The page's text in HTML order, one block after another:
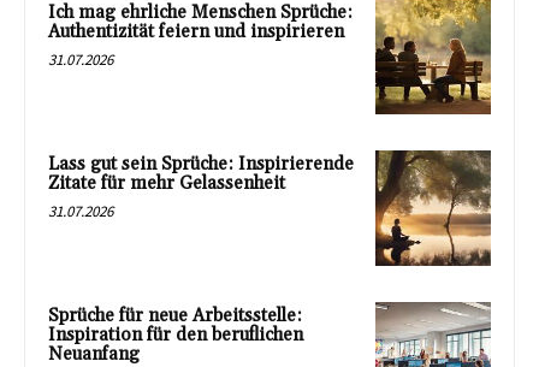
Ich mag ehrliche Menschen Sprüche:
Authentizität feiern und inspirieren
31.07.2026
Lass gut sein Sprüche: Inspirierende
Zitate für mehr Gelassenheit
31.07.2026
Sprüche für neue Arbeitsstelle:
Inspiration für den beruflichen
Neuanfang